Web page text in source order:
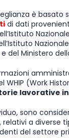
è basato
di dati
e del Ministero
WHIP (Work
lavorative
sono
relativi a diverse
del settore